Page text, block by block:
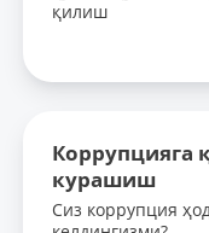
қилиш
Коррупцияга
курашиш
Сиз коррупция